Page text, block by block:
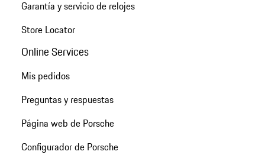
Garantía y servicio de relojes
Store Locator
Online Services
Mis pedidos
Preguntas y respuestas
Página web de Porsche
Configurador de Porsche